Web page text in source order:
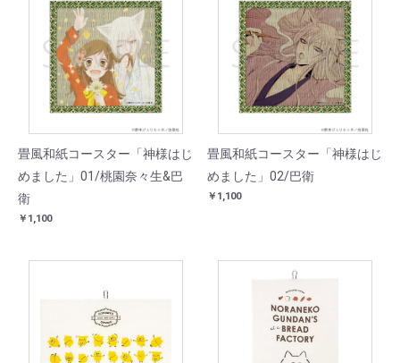
畳風和紙コースター「神様はじ
めました」01/桃園奈々生&巴
衛
￥1,100
畳風和紙コースター「神様はじ
めました」02/巴衛
￥1,100